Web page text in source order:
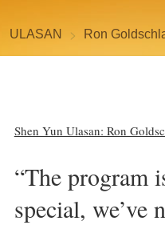
ULASAN > Ron
Shen Yun Ulasan: Ron
“The program
special, we’ve